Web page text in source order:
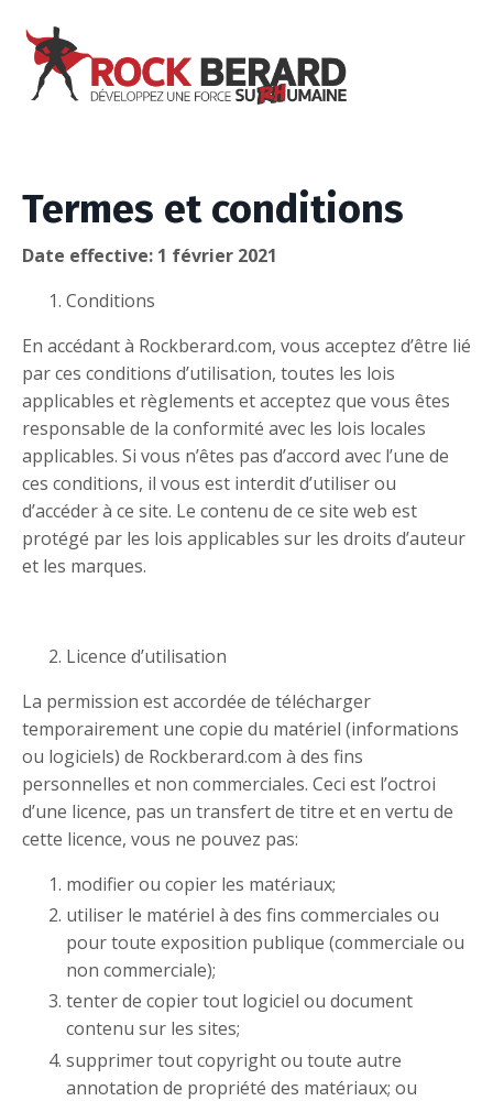
Termes et conditions
Date effective: 1 février 2021
Conditions
En accédant à Rockberard.com, vous acceptez d’être lié
par ces conditions d’utilisation, toutes les lois
applicables et règlements et acceptez que vous êtes
responsable de la conformité avec les lois locales
applicables. Si vous n’êtes pas d’accord avec l’une de
ces conditions, il vous est interdit d’utiliser ou
d’accéder à ce site. Le contenu de ce site web est
protégé par les lois applicables sur les droits d’auteur
et les marques.
Licence d’utilisation
La permission est accordée de télécharger
temporairement une copie du matériel (informations
ou logiciels) de Rockberard.com à des fins
personnelles et non commerciales. Ceci est l’octroi
d’une licence, pas un transfert de titre et en vertu de
cette licence, vous ne pouvez pas:
modifier ou copier les matériaux;
utiliser le matériel à des fins commerciales ou
pour toute exposition publique (commerciale ou
non commerciale);
tenter de copier tout logiciel ou document
contenu sur les sites;
supprimer tout copyright ou toute autre
annotation de propriété des matériaux; ou